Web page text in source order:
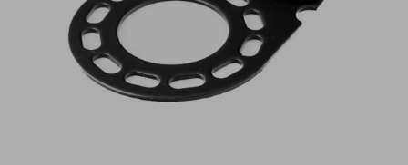
Często zadawane pytania
Kontakt
Bezpłatny projekt oświetlenia
Inne akcesoria
Często zadawane pytania
Kontakt